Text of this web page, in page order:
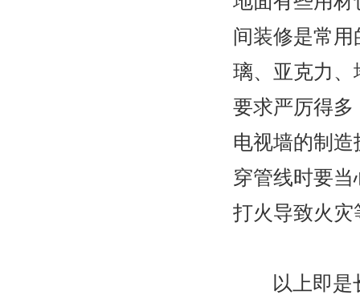
间装修是常
璃、亚克力
要求严厉得
电视墙的制
穿管线时要
打火导致火灾
以上即